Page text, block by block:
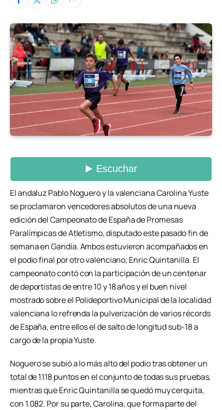
El andaluz Pablo Noguero y la valenciana Carolina Yuste
se proclamaron vencedores absolutos de una nueva
edición del Campeonato de España de Promesas
Paralímpicas de Atletismo, disputado este pasado fin de
semana en Gandía. Ambos estuvieron acompañados en
el podio final por otro valenciano, Enric Quintanilla. El
campeonato contó con la participación de un centenar
de deportistas de entre 10 y 18 años y el buen nivel
mostrado sobre el Polideportivo Municipal de la localidad
valenciana lo refrenda la pulverización de varios récords
de España, entre ellos el de salto de longitud sub-18 a
cargo de la propia Yuste.
Noguero se subió a lo más alto del podio tras obtener un
total de 1.118 puntos en el conjunto de todas sus pruebas,
mientras que Enric Quintanilla se quedó muy cerquita,
con 1.082. Por su parte, Carolina, que forma parte del